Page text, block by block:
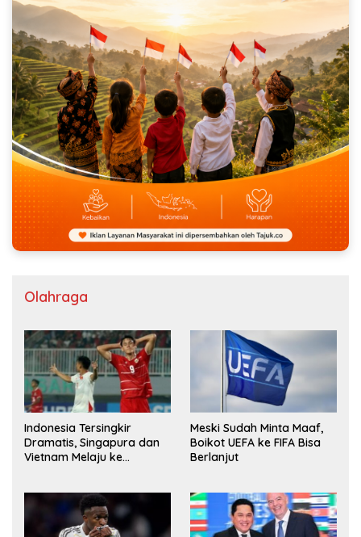
Olahraga
Indonesia Tersingkir
Dramatis, Singapura dan
Vietnam Melaju ke
Meski Sudah Minta Maaf,
Boikot UEFA ke FIFA Bisa
Berlanjut